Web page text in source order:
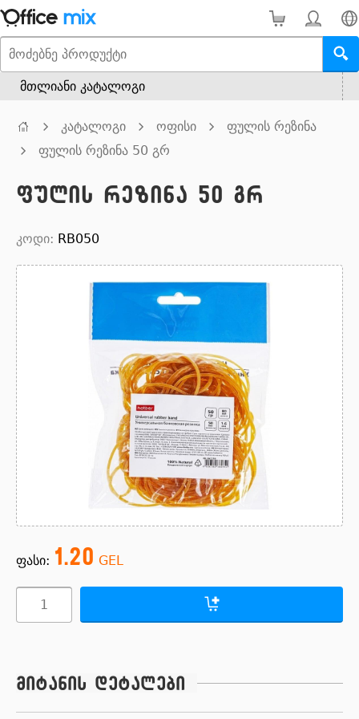
მთლიანი კატალოგი
კატალოგი ოფისი
ფულის რეზინა
ფულის რეზინა 50 გრ
ფულის რეზინა 50 გრ
კოდი: RB050
ფასი: 1.20 GEL
მიტანის დეტალები